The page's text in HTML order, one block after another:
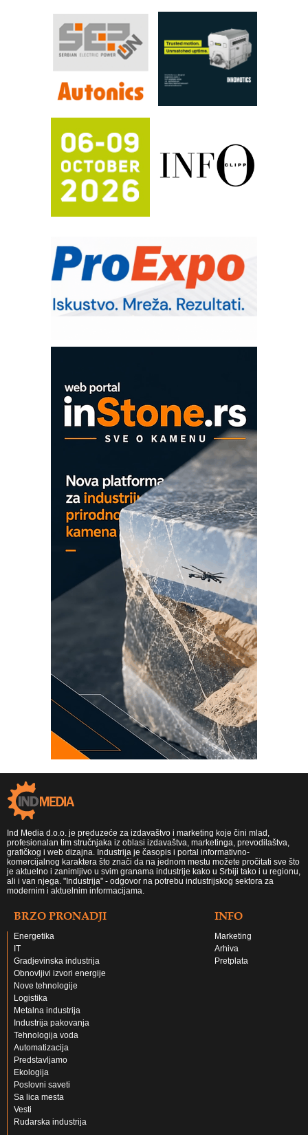
sistema
YAMADA pumpe – japanska
pouzdanost u transferu fluida
Filtration Group Industrial – Napredna
rešenja za filtraciju u hidrauličkim i
procesnim sistemima
FANUC: Najbolje za vašu pametnu
automatizaciju
Efikasno upravljanje energijom
Automatizacija pakovanja · Display
(Shelf-Ready) omotnice
Potpuna efikasnost bez složenih
Trajna oznaka kao dugoročna korist
Bezbednost na prvom mestu!
IB BLUMENAUER - više od 40 godina
poverenja u industriji
OBO sistemi mrežastih nosača kablova
Proizvodnja iC7 Hybrid 1500 VDC
mrežnog pretvarača sa tečnim
hlađenjem
Ind Media d.o.o. je preduzeće za izdavaštvo i marketing koje čini mlad,
profesionalan tim stručnjaka iz oblasi izdavaštva, marketinga, prevodilaštva,
grafičkog i web dizajna. Industrija je časopis i portal informativno-
komercijalnog karaktera što znači da na jednom mestu možete pročitati sve što
je aktuelno i zanimljivo u svim granama industrije kako u Srbiji tako i u regionu,
ali i van njega. "Industrija" - odgovor na potrebu industrijskog sektora za
modernim i aktuelnim informacijama.
BRZO PRONADJI
Energetika
IT
Gradjevinska industrija
Obnovljivi izvori energije
Nove tehnologije
Logistika
Metalna industrija
Industrija pakovanja
Tehnologija voda
Automatizacija
Predstavljamo
Ekologija
Poslovni saveti
Sa lica mesta
Vesti
Rudarska industrija
INFO
Marketing
Arhiva
Pretplata